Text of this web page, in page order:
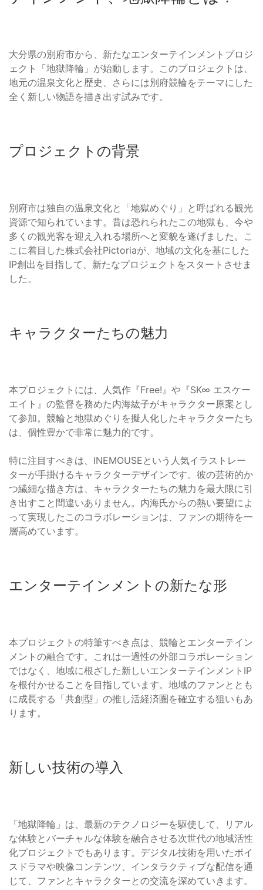
大分県の別府市から、新たなエンターテインメントプロジ
ェクト「地獄降輪」が始動します。このプロジェクトは、
地元の温泉文化と歴史、さらには別府競輪をテーマにした
全く新しい物語を描き出す試みです。
プロジェクトの背景
別府市は独自の温泉文化と「地獄めぐり」と呼ばれる観光
資源で知られています。昔は恐れられたこの地獄も、今や
多くの観光客を迎え入れる場所へと変貌を遂げました。こ
こに着目した株式会社Pictoriaが、地域の文化を基にした
IP創出を目指して、新たなプロジェクトをスタートさせま
した。
キャラクターたちの魅力
本プロジェクトには、人気作『Free!』や『SK∞ エスケー
エイト』の監督を務めた内海紘子がキャラクター原案とし
て参加。競輪と地獄めぐりを擬人化したキャラクターたち
は、個性豊かで非常に魅力的です。
特に注目すべきは、INEMOUSEという人気イラストレー
ターが手掛けるキャラクターデザインです。彼の芸術的か
つ繊細な描き方は、キャラクターたちの魅力を最大限に引
き出すこと間違いありません。内海氏からの熱い要望によ
って実現したこのコラボレーションは、ファンの期待を一
層高めています。
エンターテインメントの新たな形
本プロジェクトの特筆すべき点は、競輪とエンターテイン
メントの融合です。これは一過性の外部コラボレーション
ではなく、地域に根ざした新しいエンターテインメントIP
を根付かせることを目指しています。地域のファンととも
に成長する「共創型」の推し活経済圏を確立する狙いもあ
ります。
新しい技術の導入
「地獄降輪」は、最新のテクノロジーを駆使して、リアル
な体験とバーチャルな体験を融合させる次世代の地域活性
化プロジェクトでもあります。デジタル技術を用いたボイ
スドラマや映像コンテンツ、インタラクティブな配信を通
じて、ファンとキャラクターとの交流を深めていきます。